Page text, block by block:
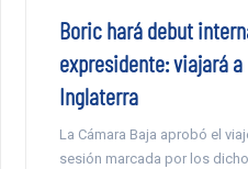
Boric hará debut
expresidente: viajará a
Inglaterra
La Cámara Baja aprobó el
sesión marcada por los